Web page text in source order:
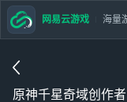
原神千星奇域创作
网易云游戏 海量